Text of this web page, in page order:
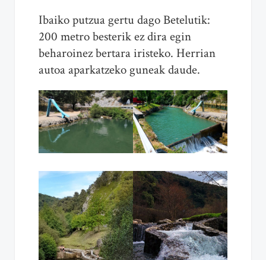
Ibaiko putzua gertu dago Betelutik:
200 metro besterik ez dira egin
beharoinez bertara iristeko. Herrian
autoa aparkatzeko guneak daude.